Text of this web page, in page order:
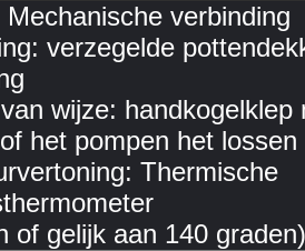
verbinding
verzegelde
wijze: handkogelklep
het pompen het lossen
Thermische
of gelijk aan 140 graden)